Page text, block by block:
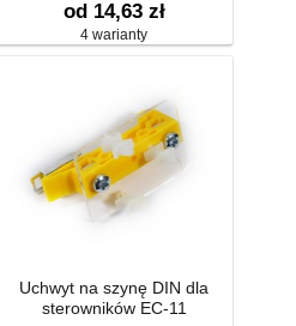
od 14,63 zł
4 warianty
Uchwyt na szynę DIN dla
sterowników EC-11